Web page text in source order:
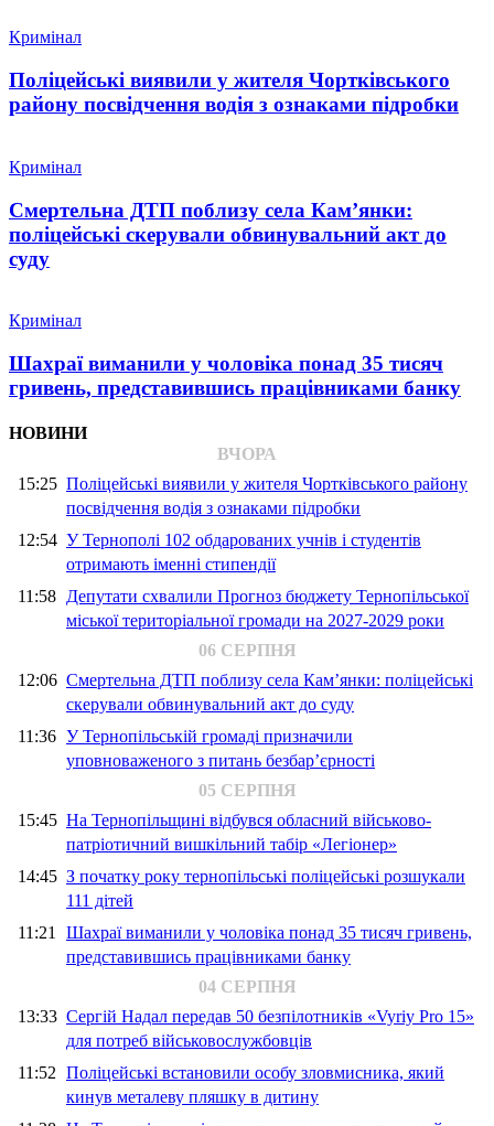
Кримінал
Поліцейські виявили у жителя Чортківського
району посвідчення водія з ознаками підробки
Кримінал
Смертельна ДТП поблизу села Кам’янки:
поліцейські скерували обвинувальний акт до
суду
Кримінал
Шахраї виманили у чоловіка понад 35 тисяч
гривень, представившись працівниками банку
НОВИНИ
ВЧОРА
15:25 Поліцейські виявили у жителя Чортківського району
посвідчення водія з ознаками підробки
12:54 У Тернополі 102 обдарованих учнів і студентів
отримають іменні стипендії
11:58 Депутати схвалили Прогноз бюджету Тернопільської
міської територіальної громади на 2027-2029 роки
06 СЕРПНЯ
12:06 Смертельна ДТП поблизу села Кам’янки: поліцейські
скерували обвинувальний акт до суду
11:36 У Тернопільській громаді призначили
уповноваженого з питань безбар’єрності
05 СЕРПНЯ
15:45 На Тернопільщині відбувся обласний військово-
патріотичний вишкільний табір «Легіонер»
14:45 З початку року тернопільські поліцейські розшукали
111 дітей
11:21 Шахраї виманили у чоловіка понад 35 тисяч гривень,
представившись працівниками банку
04 СЕРПНЯ
13:33 Сергій Надал передав 50 безпілотників «Vyriy Pro 15»
для потреб військовослужбовців
11:52 Поліцейські встановили особу зловмисника, який
кинув металеву пляшку в дитину